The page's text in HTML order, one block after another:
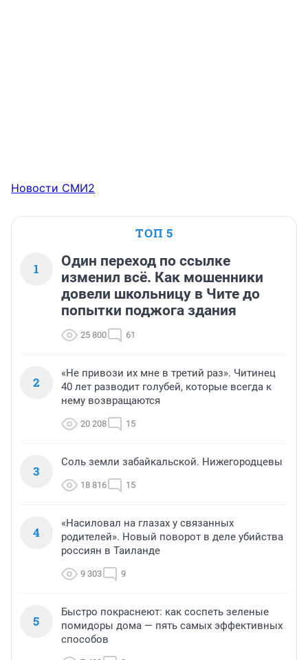
Новости СМИ2
ТОП 5
1
Один переход по ссылке
изменил всё. Как мошенники
довели школьницу в Чите до
попытки поджога здания
25 800 61
2
«Не привози их мне в третий раз». Читинец
40 лет разводит голубей, которые всегда к
нему возвращаются
20 208 15
3
Соль земли забайкальской. Нижегородцевы
18 816 15
4
«Насиловал на глазах у связанных
родителей». Новый поворот в деле убийства
россиян в Таиланде
9 303 9
5
Быстро покраснеют: как соспеть зеленые
помидоры дома — пять самых эффективных
способов